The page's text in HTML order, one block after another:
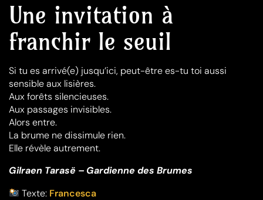
Une invitation à
franchir le seuil
Si tu es arrivé(e) jusqu’ici, peut-être es-tu toi aussi
sensible aux lisières.
Aux forêts silencieuses.
Aux passages invisibles.
Alors entre.
La brume ne dissimule rien.
Elle révèle autrement.
Gilraen Tarasë – Gardienne des Brumes
Texte: Francesca